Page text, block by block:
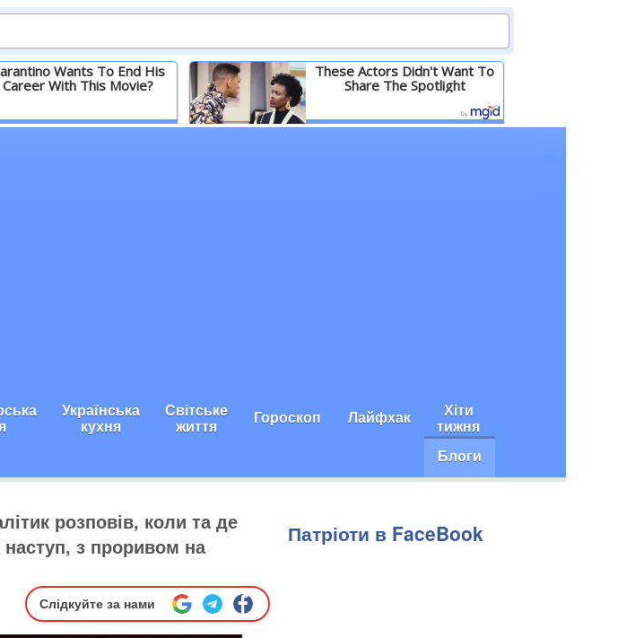
Wants To End His
Career With This Movie?
Детальніше
These Actors Didn't Want To
Share The Spotlight
Детальніше
Українська
кухня
Світське
життя Гороскоп Лайфхак Хіти
тижня
Блоги
розповів, коли та де
з проривом на
Слідкуйте за нами
Патріоти в FaceBook